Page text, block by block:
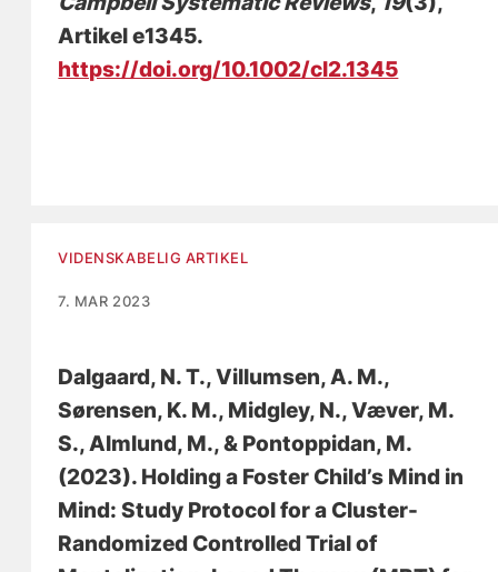
Artikel e1345.
https://doi.org/10.1002/cl2.1345
VIDENSKABELIG ARTIKEL
7. MAR 2023
Dalgaard, N. T., Villumsen, A. M.,
Sørensen, K. M., Midgley, N., Væver, M.
S., Almlund, M., & Pontoppidan, M.
(2023). Holding a Foster Child’s Mind in
Mind: Study Protocol for a Cluster-
Randomized Controlled Trial of